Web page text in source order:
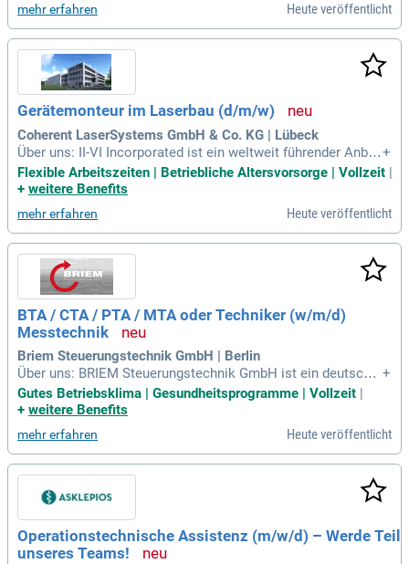
mehr erfahren Heute veröffentlicht
Gerätemonteur im Laserbau (d/m/w)
Coherent LaserSystems GmbH & Co. KG | Lübeck
Über uns: II-VI Incorporated ist ein weltweit führender Anbie
ter von technischen Materialien und optoelektronischen Ko
mponenten, der innovative Produkte für verschiedenste Anw
on, Luft- und Raumfahrt
+
Flexible Arbeitszeiten | Betriebliche Altersvorsorge | Vollzeit |
+ weitere Benefits
mehr erfahren Heute veröffentlicht
BTA / CTA / PTA / MTA oder Techniker (w/m/d)
Messtechnik
Briem Steuerungstechnik GmbH | Berlin
Über uns: BRIEM Steuerungstechnik GmbH ist ein deutsche
s mittelständisches Unternehmen, das seit 1977 anspruchs
volle Monitoring-Lösungen für Reinräume, Labore und die Lu
+
Gutes Betriebsklima | Gesundheitsprogramme | Vollzeit |
+ weitere Benefits
mehr erfahren Heute veröffentlicht
Operationstechnische Assistenz (m/w/d) – Werde Teil
unseres Teams!